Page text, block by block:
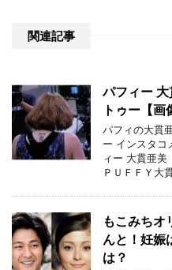
関連記事
パフィー
トゥー【画
パフィの大貫
ー インスタコ
ィー 大貫亜
ＰＵＦＦＹ大
もこみちオ
んと！妊娠
は？